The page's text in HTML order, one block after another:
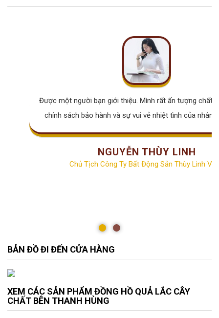
Được một người bạn giới thiệu. Mình rất ấn tượng chất
chính sách bảo hành và sự vui vẻ nhiệt tình của nhân
NGUYỄN THÙY LINH
Chủ Tịch Công Ty Bất Động Sản Thùy Linh
BẢN ĐỒ ĐI ĐẾN CỬA HÀNG
XEM CÁC SẢN PHẨM ĐỒNG HỒ QUẢ LẮC CÂY
CHẤT BÊN THANH HÙNG